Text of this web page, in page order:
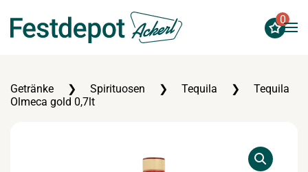
Zum Hauptinhalt springen
0
Getränke Spirituosen Tequila
Tequila
Olmeca gold 0,7lt